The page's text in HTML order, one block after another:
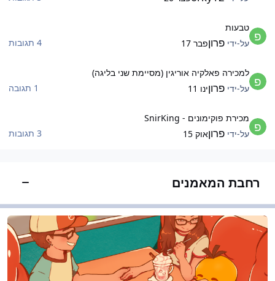
טבעות
על-ידי פרוןפבר 17
4 תגובות
למכירה פאלקיה אוריגין (מסיימת שני בליגה)
על-ידי פרוןינו 11
1 תגובה
מכירת פוקימונים - SnirKing
על-ידי פרוןאוק 15 3 תגובות
רחבת המאמנים
דיבורים ודיונים כלליים
דיבורים ודיונים כלליים